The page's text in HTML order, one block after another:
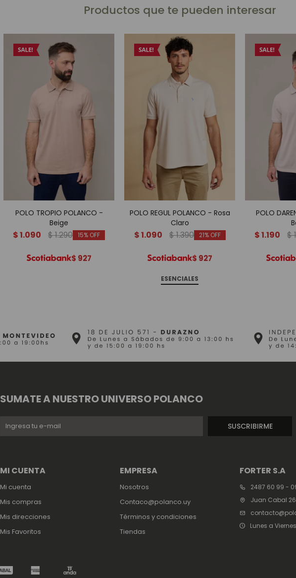
Productos que te pueden interesar
POLO TROPIO POLANCO -
Beige
$1.090 $1.290 15
$ 927
POLO REGUL POLANCO - Rosa
Claro
$1.090 $1.390 21
$ 927
ESENCIALES
POLO
$1.190 $
FORTER S.A
2487 60 99 -
Juan Cabal
Lunes a
EMPRESA
Nosotros
Contaco@polanco.uy
Términos y condiciones
Tiendas
MI CUENTA
Mi cuenta
Mis compras
Mis direcciones
Mis Favoritos
SUMATE A NUESTRO UNIVERSO POLANCO
SUSCRIBIRME